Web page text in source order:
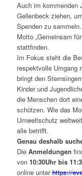
Auch im kommenden
Gellenbeck ziehen,
Spenden zu
Motto „Gemeinsam
stattfinden.
Im Fokus steht die
respektvolle Umgang
bringt den
Kinder und
die Menschen dort
schützen. Wie das
Umweltschutz
alle betrifft.
Genau deshalb
Die Anmeldungen
von 10:30Uhr bis
online unterhttps://